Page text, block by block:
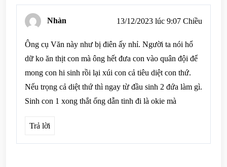
Nhàn 13/12/2023 lúc 9:07 Chiều
Ông cụ Văn này như bị điên ấy nhỉ. Người ta nói hổ
dữ ko ăn thịt con mà ông hết đưa con vào quân đội để
mong con hi sinh rồi lại xúi con cả tiêu diệt con thứ.
Nếu trọng cả diệt thứ thì ngay từ đầu sinh 2 đứa làm gì.
Sinh con 1 xong thắt ống dẫn tinh đi là okie mà
Trả lời